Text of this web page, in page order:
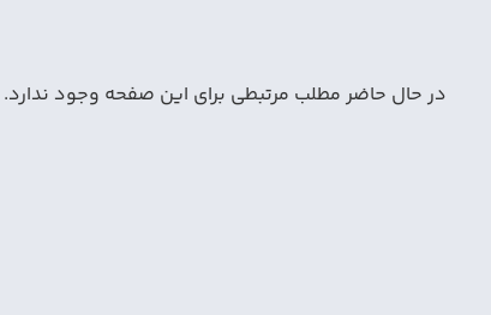
در حال حاضر مطلب مرتبطی برای این صفحه وجود ندارد.